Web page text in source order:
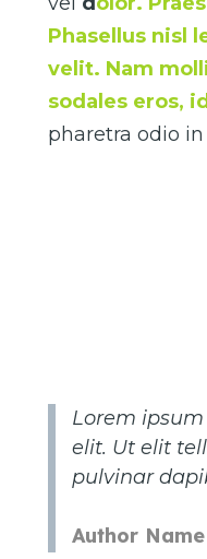
Phasellus nisl
velit. Nam
sodales eros,
pharetra odio
Lorem
elit. Ut elit
pulvinar
Author Name